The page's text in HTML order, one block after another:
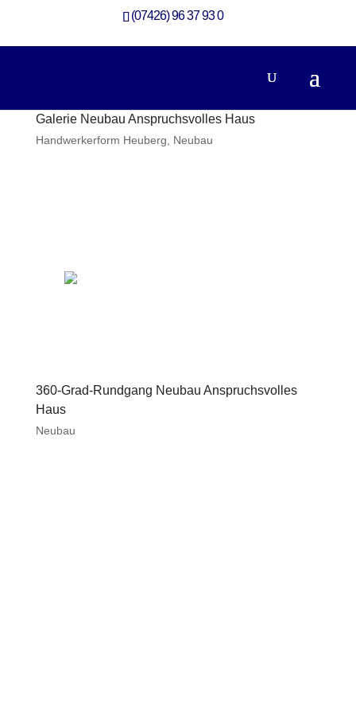
(07426) 96 37 93 0
Galerie Neubau Anspruchsvolles Haus
Handwerkerform Heuberg Neubau
360-Grad-Rundgang Neubau Anspruchsvolles
Haus
Neubau